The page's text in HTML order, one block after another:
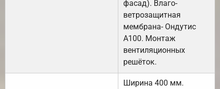
фасад). Влаго-
ветрозащитная
мембрана- Ондутис
А100. Монтаж
вентиляционных
решёток.
Ширина 400 мм.